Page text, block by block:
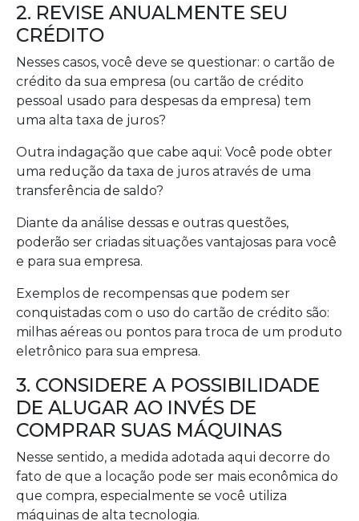
2. REVISE ANUALMENTE SEU
CRÉDITO
Nesses casos, você deve se questionar: o cartão de
crédito da sua empresa (ou cartão de crédito
pessoal usado para despesas da empresa) tem
uma alta taxa de juros?
Outra indagação que cabe aqui: Você pode obter
uma redução da taxa de juros através de uma
transferência de saldo?
Diante da análise dessas e outras questões,
poderão ser criadas situações vantajosas para você
e para sua empresa.
Exemplos de recompensas que podem ser
conquistadas com o uso do cartão de crédito são:
milhas aéreas ou pontos para troca de um produto
eletrônico para sua empresa.
3. CONSIDERE A POSSIBILIDADE
DE ALUGAR AO INVÉS DE
COMPRAR SUAS MÁQUINAS
Nesse sentido, a medida adotada aqui decorre do
fato de que a locação pode ser mais econômica do
que compra, especialmente se você utiliza
máquinas de alta tecnologia.